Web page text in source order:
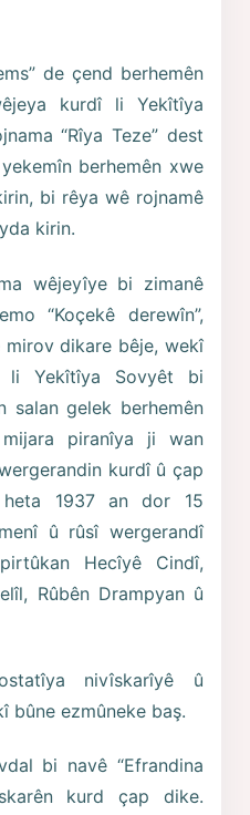
de çend berhemên
kurdî li Yekîtîya
“Rîya Teze” dest
berhemên xwe
bi rêya wê rojnamê
kirin.
wêjeyîye bi zimanê
“Koçekê derewîn”,
mirov dikare bêje, wekî
li Yekîtîya Sovyêt bi
salan gelek berhemên
piranîya ji wan
kurdî û çap
1937 an dor 15
û rûsî wergerandî
Hecîyê Cindî,
Rûbên Drampyan û
nivîskarîyê û
bûne ezmûneke baş.
bi navê “Efrandina
kurd çap dike.